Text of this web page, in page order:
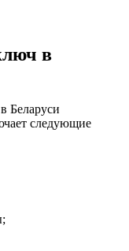
в
Беларуси
следующие